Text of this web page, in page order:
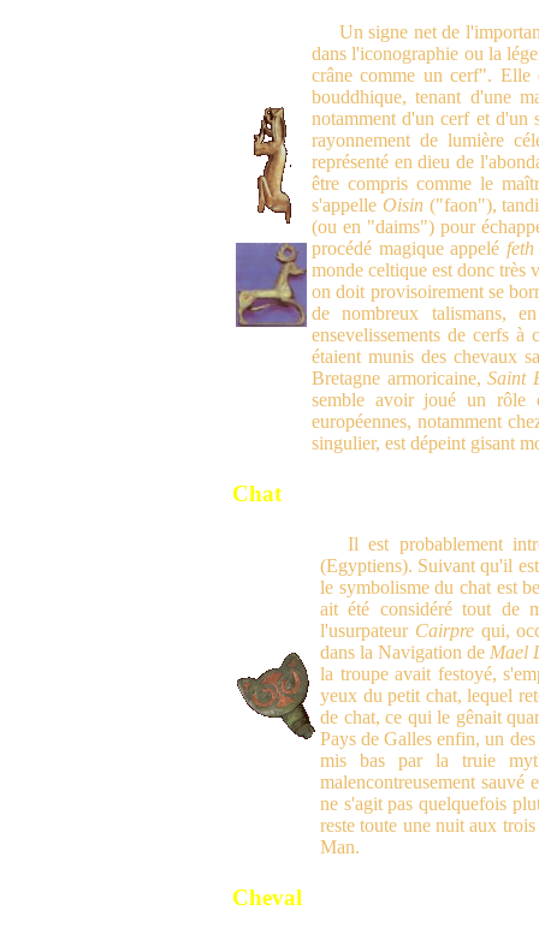
Un signe net de
dans l'iconographie ou la
crâne comme un cerf". Elle
bouddhique, tenant d'une
notamment d'un cerf et d'un
rayonnement de lumière
représenté en dieu de
être compris comme le
s'appelle Oisin("faon"),
(ou en "daims") pour
procédé magique appelé
monde celtique est donc très
on doit provisoirement se
de nombreux talismans,
ensevelissements de cerfs
étaient munis des chevaux
Bretagne armoricaine,Saint
semble avoir joué un rôle
européennes, notamment
singulier, est dépeint gisant
Chat
Il est probablement
(Egyptiens). Suivant qu'il
le symbolisme du chat est
ait été considéré tout de
l'usurpateur Cairprequi,
dans la Navigation de Mael
la troupe avait festoyé,
yeux du petit chat, lequel
de chat, ce qui le gênait
Pays de Galles enfin, un
mis bas par la truie
malencontreusement sauvé
ne s'agit pas quelquefois
reste toute une nuit aux
Man.
Cheval